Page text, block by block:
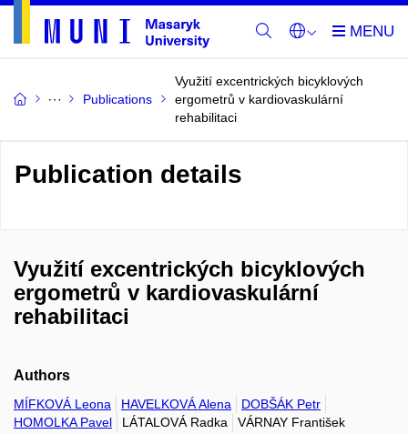
Publications
Využití excentrických bicyklových
ergometrů v kardiovaskulární
rehabilitaci
Publication details
Využití excentrických bicyklových
ergometrů v kardiovaskulární
rehabilitaci
Authors
MÍFKOVÁ Leona HAVELKOVÁ Alena
DOBŠÁK Petr
HOMOLKA Pavel
LÁTALOVÁ Radka VÁRNAY František